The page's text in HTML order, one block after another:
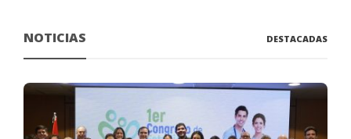
NOTICIAS DESTACADAS